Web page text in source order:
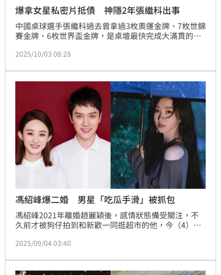
爆拿女星私密片抵債 神隱2年張繼科出事
中國桌球選手張繼科過去曾拿過3枚奧運金牌、7枚世錦
賽金牌、6枚世界盃金牌，是桌壇最快完成大滿貫的選
開除，2023年又爆出拿舊愛中國女星景甜的私密片抵
面，張繼科被目擊假期到風景區旅遊時，為了拍照不慎
落水。
2025/10/03 08:28
馮紹峰爆二婚 男星「吃瓜手滑」被抓包
馮紹峰2021年離婚趙麗穎後，感情狀態備受關注，不
久前才被狗仔拍到和新歡一同逛超市的他，今（4）日
人工作室火速發聲闢謠，相關影片及消息仍迅速衝上微
瓜群眾，轉發兩人的閃婚文後又秒刪。
2025/09/04 03:40